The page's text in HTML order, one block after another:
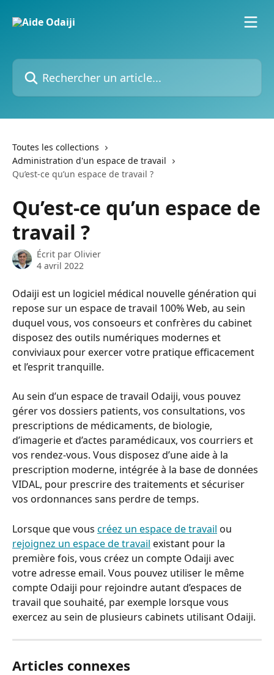
Rechercher un article...
Toutes les collections
Administration d'un espace de travail
Qu’est-ce qu’un espace de travail ?
Qu’est-ce qu’un espace de
travail ?
Écrit par Olivier
4 avril 2022
Odaiji est un logiciel médical nouvelle génération qui
repose sur un espace de travail 100% Web, au sein
duquel vous, vos consoeurs et confrères du cabinet
disposez des outils numériques modernes et
conviviaux pour exercer votre pratique efficacement
et l’esprit tranquille.
Au sein d’un espace de travail Odaiji, vous pouvez
gérer vos dossiers patients, vos consultations, vos
prescriptions de médicaments, de biologie,
d’imagerie et d’actes paramédicaux, vos courriers et
vos rendez-vous. Vous disposez d’une aide à la
prescription moderne, intégrée à la base de données
VIDAL, pour prescrire des traitements et sécuriser
vos ordonnances sans perdre de temps.
Lorsque que vous créez un espace de travail ou
rejoignez un espace de travail existant pour la
première fois, vous créez un compte Odaiji avec
votre adresse email. Vous pouvez utiliser le même
compte Odaiji pour rejoindre autant d’espaces de
travail que souhaité, par exemple lorsque vous
exercez au sein de plusieurs cabinets utilisant Odaiji.
Articles connexes